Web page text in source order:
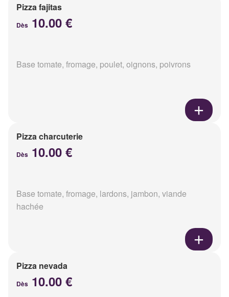
Pizza fajitas
Dès 10.00 €
Base tomate, fromage, poulet, oignons, poivrons
Pizza charcuterie
Dès 10.00 €
Base tomate, fromage, lardons, jambon, viande
hachée
Pizza nevada
Dès 10.00 €